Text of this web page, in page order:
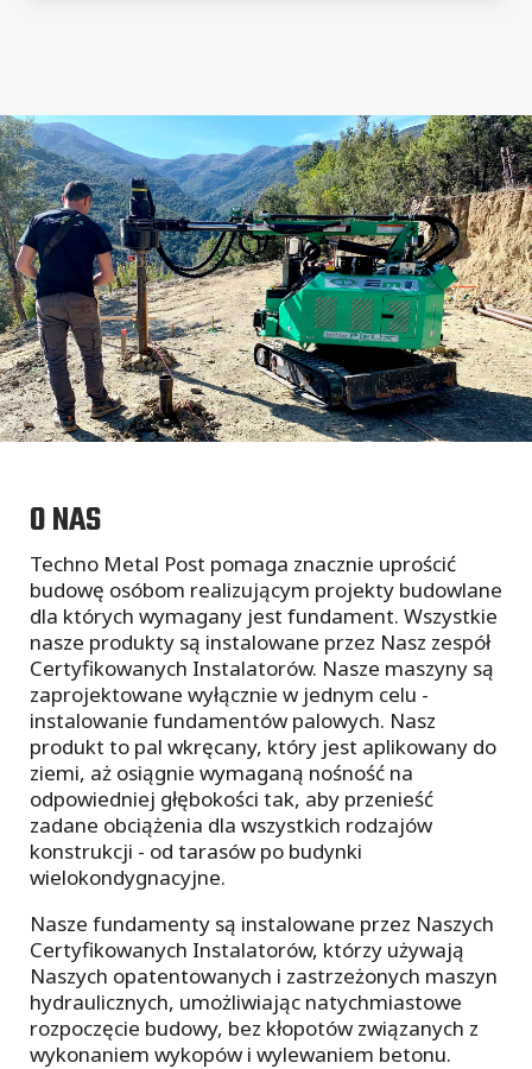
O NAS
Techno Metal Post pomaga znacznie uprościć
budowę osóbom realizującym projekty budowlane
dla których wymagany jest fundament. Wszystkie
nasze produkty są instalowane przez Nasz zespół
Certyfikowanych Instalatorów. Nasze maszyny są
zaprojektowane wyłącznie w jednym celu -
instalowanie fundamentów palowych. Nasz
produkt to pal wkręcany, który jest aplikowany do
ziemi, aż osiągnie wymaganą nośność na
odpowiedniej głębokości tak, aby przenieść
zadane obciążenia dla wszystkich rodzajów
konstrukcji - od tarasów po budynki
wielokondygnacyjne.
Nasze fundamenty są instalowane przez Naszych
Certyfikowanych Instalatorów, którzy używają
Naszych opatentowanych i zastrzeżonych maszyn
hydraulicznych, umożliwiając natychmiastowe
rozpoczęcie budowy, bez kłopotów związanych z
wykonaniem wykopów i wylewaniem betonu.